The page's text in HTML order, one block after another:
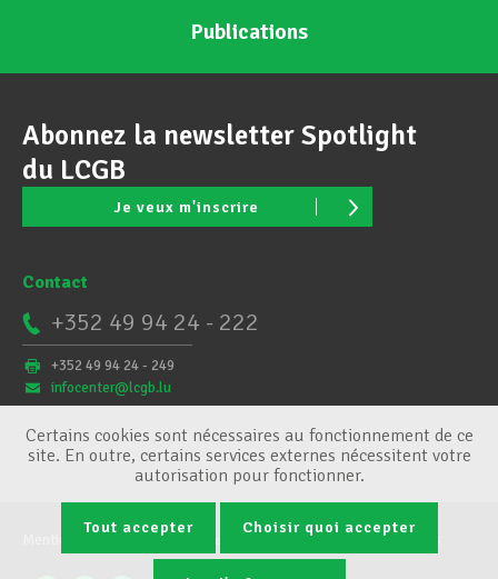
Publications
Abonnez la newsletter Spotlight
du LCGB
Je veux m'inscrire
Contact
+352 49 94 24 - 222
+352 49 94 24 - 249
infocenter@lcgb.lu
Conditions générales Gestion des cookies
Certains cookies sont nécessaires au fonctionnement de ce
site. En outre, certains services externes nécessitent votre
autorisation pour fonctionner.
Tout accepter Choisir quoi accepter